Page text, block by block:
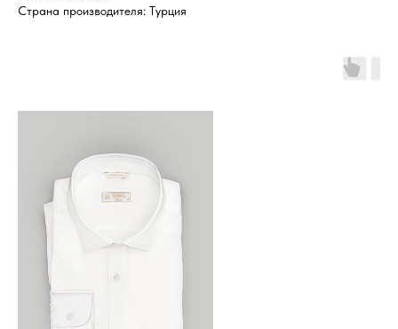
Страна производителя: Турция